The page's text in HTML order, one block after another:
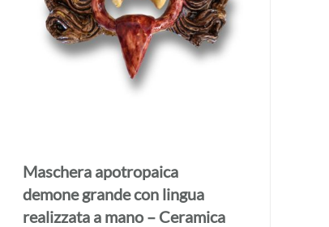
Maschera apotropaica
demone grande con lingua
realizzata a mano – Ceramica